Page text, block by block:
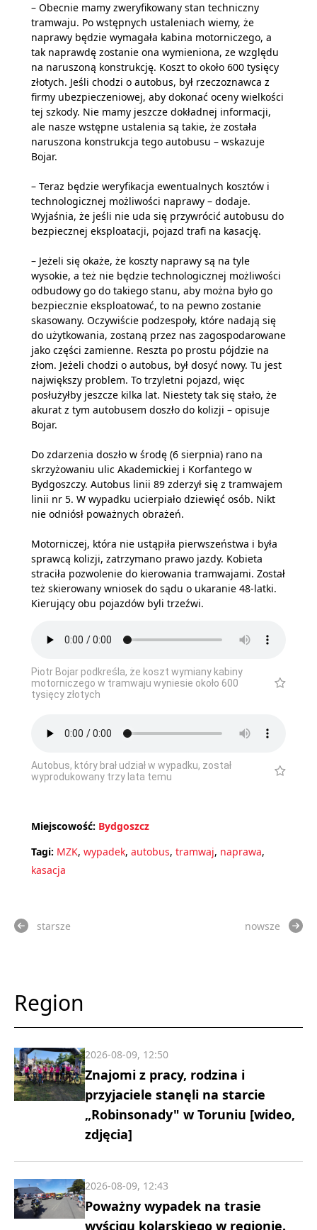
– Obecnie mamy zweryfikowany stan techniczny
tramwaju. Po wstępnych ustaleniach wiemy, że
naprawy będzie wymagała kabina motorniczego, a
tak naprawdę zostanie ona wymieniona, ze względu
na naruszoną konstrukcję. Koszt to około 600 tysięcy
złotych. Jeśli chodzi o autobus, był rzeczoznawca z
firmy ubezpieczeniowej, aby dokonać oceny wielkości
tej szkody. Nie mamy jeszcze dokładnej informacji,
ale nasze wstępne ustalenia są takie, że została
naruszona konstrukcja tego autobusu – wskazuje
Bojar.
– Teraz będzie weryfikacja ewentualnych kosztów i
technologicznej możliwości naprawy – dodaje.
Wyjaśnia, że jeśli nie uda się przywrócić autobusu do
bezpiecznej eksploatacji, pojazd trafi na kasację.
– Jeżeli się okaże, że koszty naprawy są na tyle
wysokie, a też nie będzie technologicznej możliwości
odbudowy go do takiego stanu, aby można było go
bezpiecznie eksploatować, to na pewno zostanie
skasowany. Oczywiście podzespoły, które nadają się
do użytkowania, zostaną przez nas zagospodarowane
jako części zamienne. Reszta po prostu pójdzie na
złom. Jeżeli chodzi o autobus, był dosyć nowy. Tu jest
największy problem. To trzyletni pojazd, więc
posłużyłby jeszcze kilka lat. Niestety tak się stało, że
akurat z tym autobusem doszło do kolizji – opisuje
Bojar.
Do zdarzenia doszło w środę (6 sierpnia) rano na
skrzyżowaniu ulic Akademickiej i Korfantego w
Bydgoszczy. Autobus linii 89 zderzył się z tramwajem
linii nr 5. W wypadku ucierpiało dziewięć osób. Nikt
nie odniósł poważnych obrażeń.
Motorniczej, która nie ustąpiła pierwszeństwa i była
sprawcą kolizji, zatrzymano prawo jazdy. Kobieta
straciła pozwolenie do kierowania tramwajami. Został
też skierowany wniosek do sądu o ukaranie 48-latki.
Kierujący obu pojazdów byli trzeźwi.
Piotr Bojar podkreśla, że koszt wymiany kabiny
motorniczego w tramwaju wyniesie około 600
tysięcy złotych
Autobus, który brał udział w wypadku, został
wyprodukowany trzy lata temu
Miejscowość: Bydgoszcz
Tagi: MZK, wypadek, autobus, tramwaj, naprawa,
kasacja
starsze nowsze
Region
Znajomi z pracy, rodzina i
przyjaciele stanęli na starcie
„Robinsonady" w Toruniu [wideo,
zdjęcia]
2026-08-09, 12:50
Poważny wypadek na trasie
wyścigu kolarskiego w regionie.
2026-08-09, 12:43